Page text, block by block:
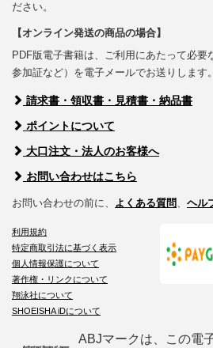
ださい。
【オンライン発送の商品の場合】
PDF版電子書籍は、ご利用にあたって必要
参加証など）を電子メールでお送りします。
請求書・領収書・見積書・納品書
ポイントについて
大口注文・法人のお客様へ
お問い合わせはこちら
お問い合わせの前に、 よくある質問、 ヘル
利用規約
特定商取引法に基づく表示
個人情報保護について
著作権・リンクについて
翔泳社について
SHOEISHA iDについて
ABJマークは、この電